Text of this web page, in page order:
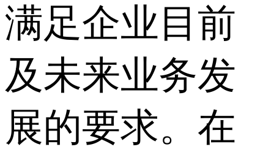
满足企业目前
及未来业务发
展的要求。在